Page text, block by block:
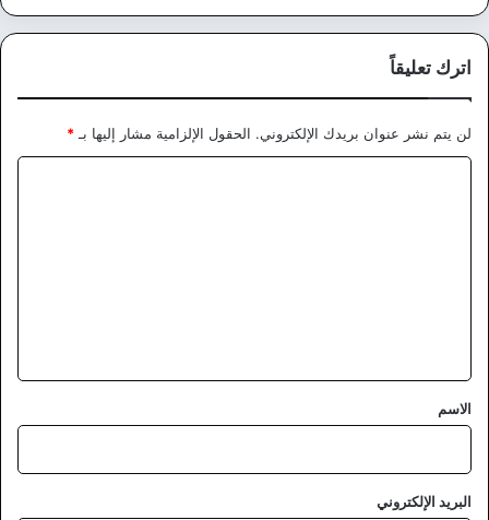
اترك تعليقاً
لن يتم نشر عنوان بريدك الإلكتروني. الحقول الإلزامية مشار إليها بـ *
*
الاسم
البريد الإلكتروني